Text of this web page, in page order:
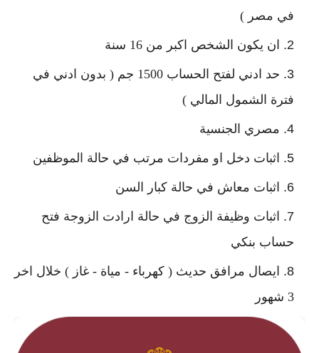
في مصر )
ان يكون الشخص اكبر من 16 سنة
حد ادني لفتح الحساب 1500 جم ( بدون ادني في
فترة الشمول المالي )
مصري الجنسية
اثبات دخل او مفردات مرتب في حالة الموظفين
اثبات معاش في حالة كبار السن
اثبات وظيفة الزوج في حالة ارادت الزوجة فتح
حساب بنكي
ايصال مرافق حديث ( كهرباء - مياة - غاز ) خلال اخر
3 شهور